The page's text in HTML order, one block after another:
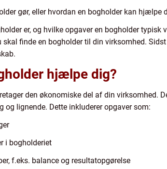
gør, eller hvordan en bogholder kan hjælpe
er, og hvilke opgaver en bogholder
skal finde en bogholder til din virksomhed.
hjælpe dig?
den økonomiske del af din virksomhed.
lignende. Dette inkluderer opgaver som:
i bogholderiet
f.eks. balance og resultatopgørelse